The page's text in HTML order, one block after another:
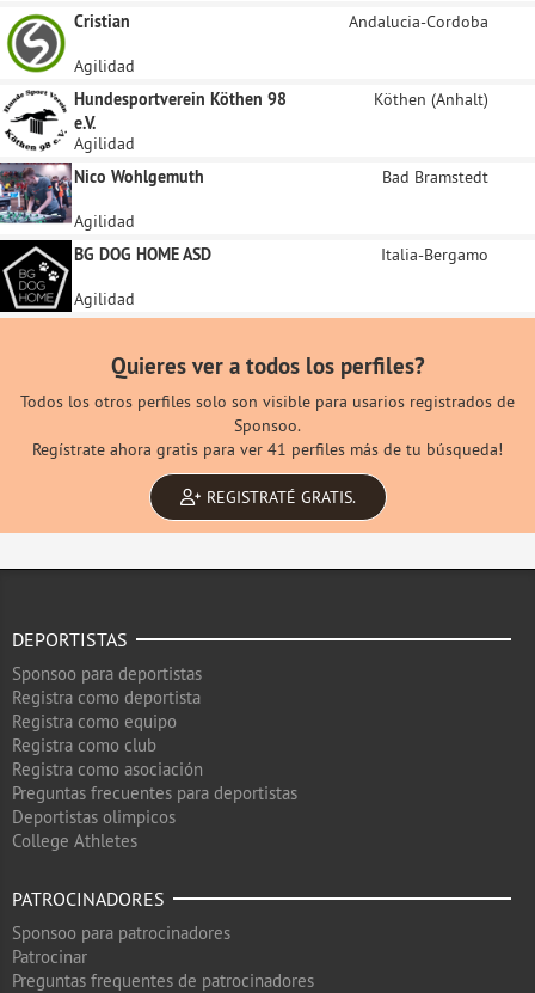
Cristian
Andalucia-Cordoba
Agilidad
Hundesportverein Köthen 98
e.V.
Köthen (Anhalt)
Agilidad
Nico Wohlgemuth
Bad Bramstedt
Agilidad
BG DOG HOME ASD
Italia-Bergamo
Agilidad
Quieres ver a todos los perfiles?
Todos los otros perfiles solo son visible para usarios registrados de
Sponsoo.
Regístrate ahora gratis para ver 41 perfiles más de tu búsqueda!
REGISTRATÉ GRATIS.
DEPORTISTAS
Sponsoo para deportistas
Registra como deportista
Registra como equipo
Registra como club
Registra como asociación
Preguntas frecuentes para deportistas
Deportistas olimpicos
College Athletes
PATROCINADORES
Sponsoo para patrocinadores
Patrocinar
Preguntas frequentes de patrocinadores